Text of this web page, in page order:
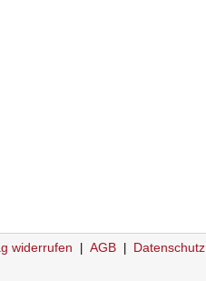
widerrufen AGB Datenschutz